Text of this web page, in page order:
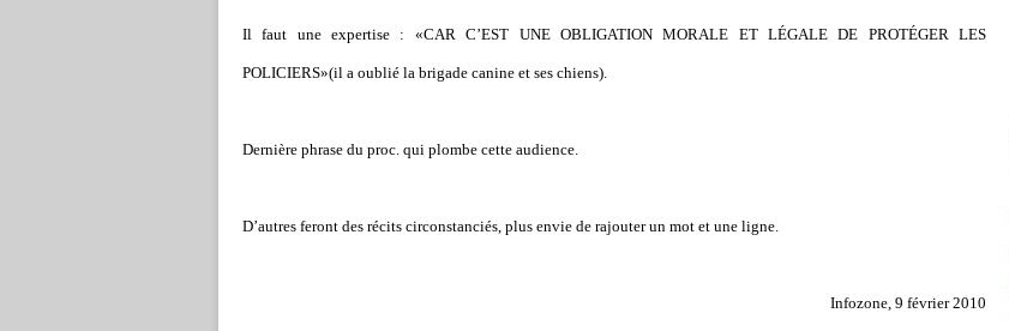
Il faut une expertise : «CAR C’EST UNE OBLIGATION MORALE ET LÉGALE DE PROTÉGER LES
POLICIERS»(il a oublié la brigade canine et ses chiens).
Dernière phrase du proc. qui plombe cette audience.
D’autres feront des récits circonstanciés, plus envie de rajouter un mot et une ligne.
Infozone, 9 février 2010